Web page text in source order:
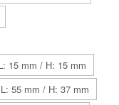
15 mm / H: 15 mm
55 mm / H: 37 mm